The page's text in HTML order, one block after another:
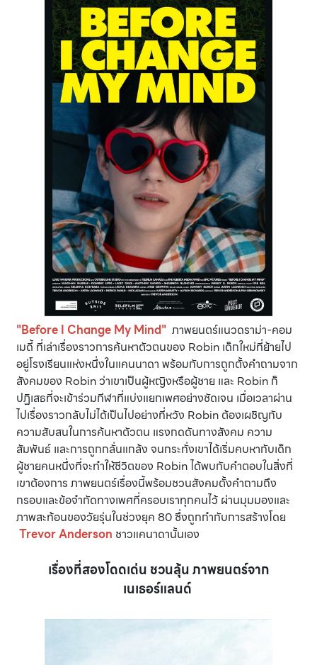
"Before I Change My Mind" ภาพยนตร์แนวดราม่า-คอม
เมดี้ ที่เล่าเรื่องราวการค้นหาตัวตนของ Robin เด็กใหม่ที่ย้ายไป
อยู่โรงเรียนแห่งหนึ่งในแคนนาดา พร้อมกับการถูกตั้งคำถามจาก
สังคมของ Robin ว่าเขาเป็นผู้หญิงหรือผู้ชาย และ Robin ก็
ปฏิเสธที่จะเข้าร่วมกีฬาที่แบ่งแยกเพศอย่างชัดเจน เมื่อเวลาผ่าน
ไปเรื่องราวกลับไม่ได้เป็นไปอย่างที่หวัง Robin ต้องเผชิญกับ
ความสับสนในการค้นหาตัวตน แรงกดดันทางสังคม ความ
สัมพันธ์ และการถูกกลั่นแกล้ง จนกระทั่งเขาได้เริ่มคบหากับเด็ก
ผู้ชายคนหนึ่งที่จะทำให้ชีวิตของ Robin ได้พบกับคำตอบในสิ่งที่
เขาต้องการ ภาพยนตร์เรื่องนี้พร้อมชวนสังคมตั้งคำถามถึง
กรอบและข้อจำกัดทางเพศที่ครอบเราทุกคนไว้ ผ่านมุมมองและ
ภาพสะท้อนของวัยรุ่นในช่วงยุค 80 ซึ่งถูกกำกับการสร้างโดย
Trevor Anderson ชาวแคนาดานั้นเอง
เรื่องที่สองโดดเด่น ชวนลุ้น ภาพยนตร์จาก
เนเธอร์แลนด์